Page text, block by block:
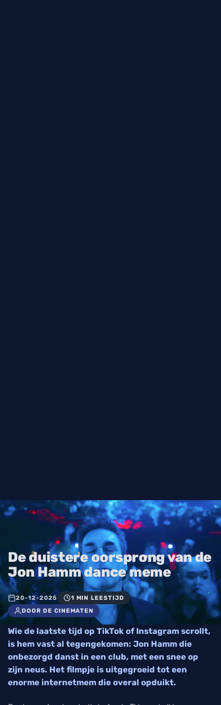
De duistere oorsprong van de
Jon Hamm dance meme
20-12-2025
1 MIN LEESTIJD
DOOR DE CINEMATEN
Wie de laatste tijd op TikTok of Instagram scrollt,
is hem vast al tegengekomen: Jon Hamm die
onbezorgd danst in een club, met een snee op
zijn neus. Het filmpje is uitgegroeid tot een
enorme internetmem die overal opduikt.